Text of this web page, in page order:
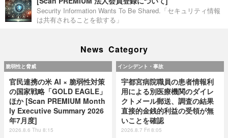
Security Information Wants To Be Shared.「セキュリティ情報
は共有されることを欲する」
News Category
脆弱性と脅威
官民連携の米 AI × 脆弱性対策
の国家戦略「GOLD EAGLE」
ほか [Scan PREMIUM Month
ly Executive Summary 2026
年7月度]
2026.8.6 Thu 8:15
インシデント・事故
宇都宮病院職員の患者情報利
用による別医療機関のダイレ
クトメール郵送、調査の結果
直接的金銭的利益の受領が無
いことを確認
2026.8.7 Fri 8:05